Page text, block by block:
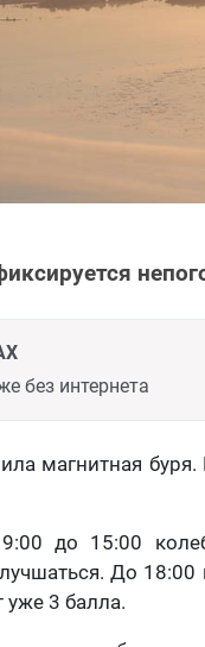
без интернета
магнитная
до 15:00
До
3 балла.